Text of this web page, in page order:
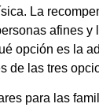
La
afines
opción es la
de las tres
para las